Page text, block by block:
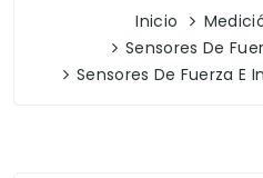
Inicio
Sensores De
Sensores De Fuerza E